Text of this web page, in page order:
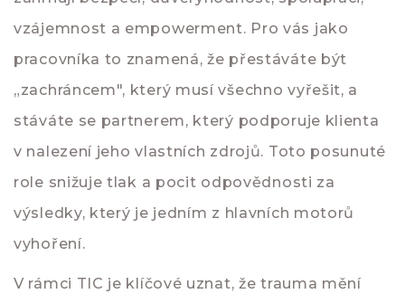
vzájemnost a empowerment. Pro vás jako
pracovníka to znamená, že přestáváte být
„zachráncem", který musí všechno vyřešit, a
stáváte se partnerem, který podporuje klienta
v nalezení jeho vlastních zdrojů. Toto posunuté
role snižuje tlak a pocit odpovědnosti za
výsledky, který je jedním z hlavních motorů
vyhoření.
V rámci TIC je klíčové uznat, že trauma mění